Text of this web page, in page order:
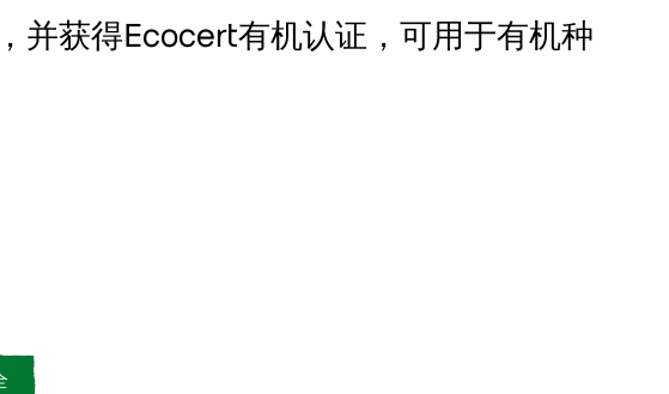
并获得Ecocert有机认证，可用于有机种